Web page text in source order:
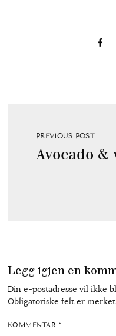
PREVIOUS POST
Avocado &
Legg igjen en
Din e-postadresse vil ikke
Obligatoriske felt er
KOMMENTAR*